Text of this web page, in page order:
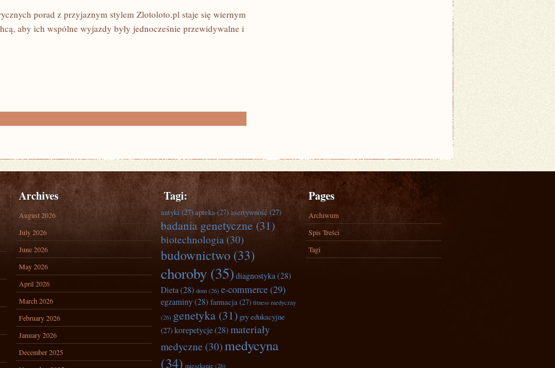
porad z przyjaznym stylem Zlotoloto.pl staje się wiernym
aby ich wspólne wyjazdy były jednocześnie przewidywalne i
Archives
August 2026
July 2026
June 2026
May 2026
April 2026
March 2026
February 2026
January 2026
December 2025
Tagi:
antyki(27)apteka(27)asertywność(27)
badania genetyczne(31)
biotechnologia(30)
budownictwo (33)
choroby (35) diagnostyka(28)
Dieta(28) dom (26) e-commerce(29)
egzaminy(28) farmacja(27) fitness medyczny
(26) genetyka (31) gry edukacyjne
(27)korepetycje(28) materiały
medyczne (30)medycyna
(34) mieszkanie (26)
Pages
Archiwum
Spis Treści
Tagi